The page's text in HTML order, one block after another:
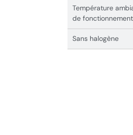
Température
de fonctionnement
Sans halogène